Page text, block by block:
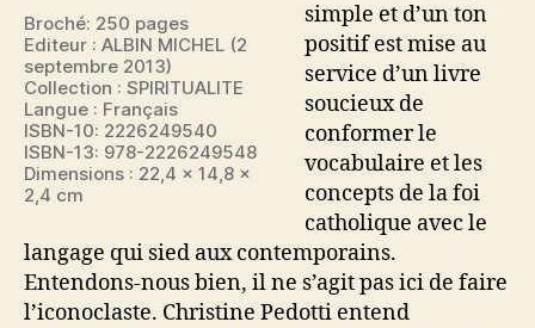
Broché: 250 pages
Editeur : ALBIN MICHEL (2
septembre 2013)
Collection : SPIRITUALITE
Langue : Français
ISBN-10: 2226249540
ISBN-13: 978-2226249548
Dimensions : 22,4 x 14,8 x
2,4 cm
simple et d’un ton
positif est mise au
service d’un livre
soucieux de
conformer le
vocabulaire et les
concepts de la foi
catholique avec le
langage qui sied aux contemporains.
Entendons-nous bien, il ne s’agit pas ici de faire
l’iconoclaste. Christine Pedotti entend